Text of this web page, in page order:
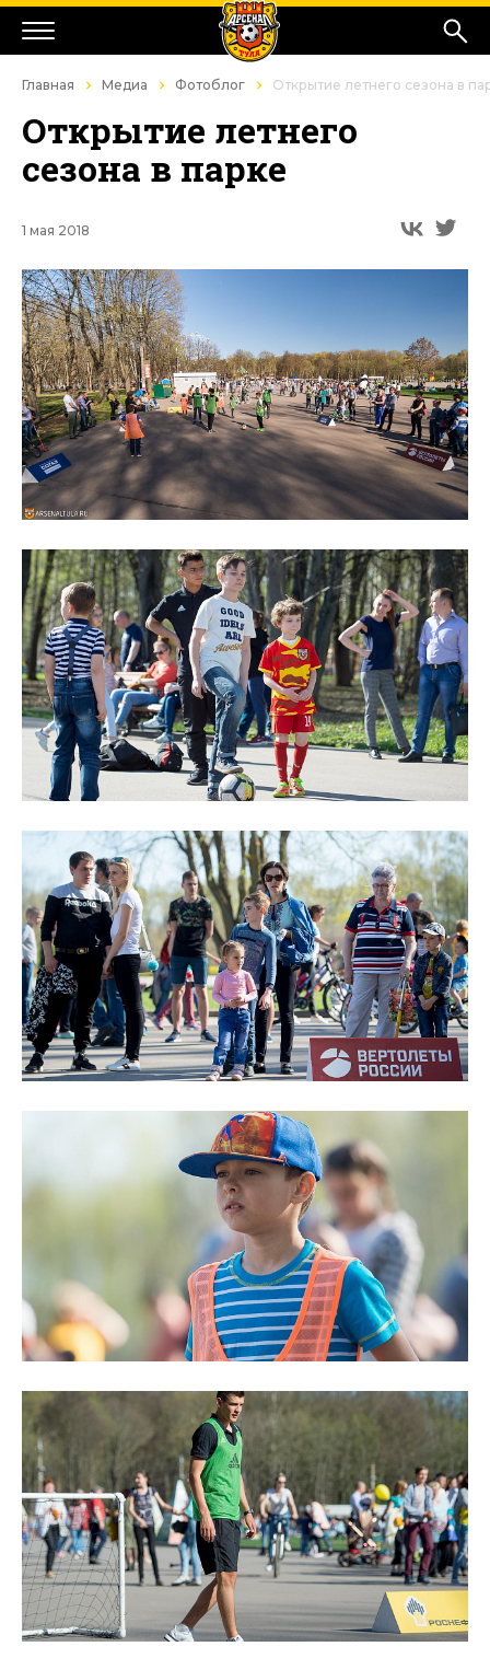
Главная Медиа Фотоблог Открытие летнего сезона в
Открытие летнего
сезона в парке
1 мая 2018